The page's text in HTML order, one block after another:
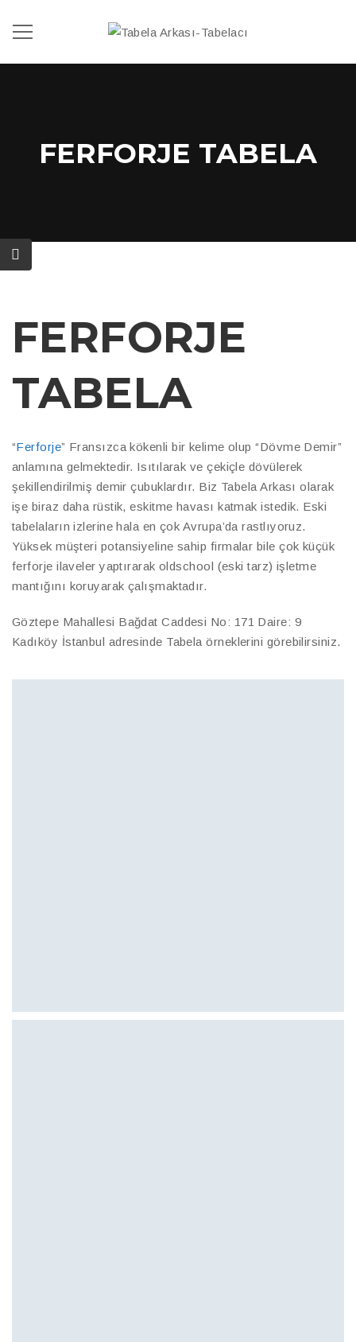
FERFORJE TABELA
FERFORJE
TABELA
“Ferforje” Fransızca kökenli bir kelime olup “Dövme Demir”
anlamına gelmektedir. Isıtılarak ve çekiçle dövülerek
şekillendirilmiş demir çubuklardır. Biz Tabela Arkası olarak
işe biraz daha rüstik, eskitme havası katmak istedik. Eski
tabelaların izlerine hala en çok Avrupa’da rastlıyoruz.
Yüksek müşteri potansiyeline sahip firmalar bile çok küçük
ferforje ilaveler yaptırarak oldschool (eski tarz) işletme
mantığını koruyarak çalışmaktadır.
Göztepe Mahallesi Bağdat Caddesi No: 171 Daire: 9
Kadıköy İstanbul adresinde Tabela örneklerini görebilirsiniz.